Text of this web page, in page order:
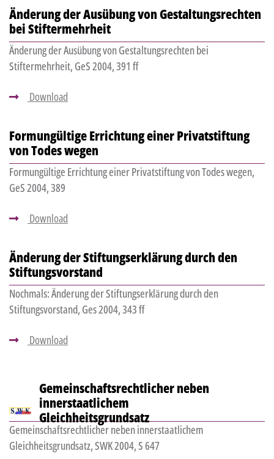
Änderung der Ausübung von Gestaltungsrechten
bei Stiftermehrheit
Änderung der Ausübung von Gestaltungsrechten bei
Stiftermehrheit, GeS 2004, 391 ff
Download
Formungültige Errichtung einer Privatstiftung
von Todes wegen
Formungültige Errichtung einer Privatstiftung von Todes wegen,
GeS 2004, 389
Download
Änderung der Stiftungserklärung durch den
Stiftungsvorstand
Nochmals: Änderung der Stiftungserklärung durch den
Stiftungsvorstand, Ges 2004, 343 ff
Download
Gemeinschaftsrechtlicher neben
innerstaatlichem
Gleichheitsgrundsatz
Gemeinschaftsrechtlicher neben innerstaatlichem
Gleichheitsgrundsatz, SWK 2004, S 647